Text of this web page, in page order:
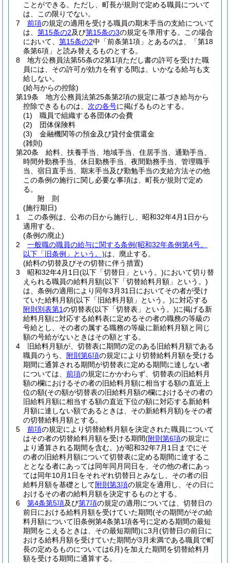
ことができる。 ただし、町長が規則で定める職員について
は、この限りでない。
7
前項の規定の適用を受ける職員の期末手当の支給について
は、 第15条の2及び第15条の3の規定を準用する。
この場合
において、 第15条の2中「前条第1項」とあるのは、「第18
条第6項」と読み替えるものとする。
8
地方公務員法第55条の2第1項ただし書の許可を受けた職
員には、その許可が効力を有する間は、いかなる給与も支
給しない。
(給与からの控除)
第19条
地方公務員法第25条第2項の規定に基づき給与から
控除できるものは、 次の各号に掲げるものとする。
(1)
職員で組織する各団体の会費
(2)
団体保険料
(3)
金融機関等の預金及び貸付金償還金
(雑則)
第20条
給料、扶養手当、地域手当、住居手当、通勤手当、
時間外勤務手当、休日勤務手当、夜間勤務手当、管理職手
当、宿日直手当、期末手当及び勤勉手当の支給方法その他
この条例の施行に関し必要な事項は、町長が規則で定め
る。
附 則
(施行期日)
1
この条例は、公布の日から施行し、昭和32年4月1日から
適用する。
(条例の廃止)
2
一般職の職員の給与に関する条例(昭和32年条例第4号。
以下「旧条例」という。)は、廃止する。
(給料の切替及びその切替に伴う措置)
3
昭和32年4月1日(以下「切替日」という。)において切り替
えられる職員の給料月額(以下「切替給料月額」という。)
は、条例の適用により同年3月31日においてその者が受け
ていた給料月額(以下「旧給料月額」という。)に対応する
附則別表第1の切替表(以下「切替表」という。)に掲げる新
給料月額に対応する給料表に定めるその者の職務の等級の
号給とし、その者の属する職務の等級に新給料月額と同じ
額の号給がないときはその額とする。
4
旧給料月額が、切替表に期間の定のある旧給料月額である
職員のうち、
附則第6項の規定により切替給料月額を受ける
期間に通算される期間が切替表に定める期間に達しない者
については、 前項の規定にかかわらず、切替表の旧給料月
額の欄におけるその者の旧給料月額に相当する額の直近上
位の額(その額が切替表の旧給料月額の欄におけるその者の
旧給料月額に相当する額の直近下位の額に対応する新給料
月額に達しない額であるときは、その新給料月額)をその者
の切替給料月額とする。
5
前項の規定により切替給料月額を決定された職員について
はその者の切替給料月額を受ける期間(附則第6項の規定に
より通算される期間を含む。)が昭和32年7月1日までにそ
の者の旧給料月額について切替表に定める期間に達するこ
ととなる者にあっては同年同月同日を、その他の者にあっ
ては同年10月1日をそれぞれ切替日とみなし、その者の旧
給料月額を基礎として附則第3項の規定を適用し、その日に
おけるその者の給料月額を決定するものとする。
6
第4条第5項及び第7項の規定の適用については、切替日の
前日における給料月額を受けていた期間(その期間がその給
料月額について旧条例第4条第1項各号に定める期間の最短
期間をこえるときは、その最短期間)に3月(切替日の前日に
おける給料月額を受けていた期間が3月未満である職員で町
長の定めるものについては6月)を加えた期間を切替給料月
額を受ける期間に通算する。